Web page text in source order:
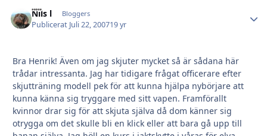
Nils l Bloggers
Publicerat Juli 22, 200719 yr
Bra Henrik! Även om jag skjuter mycket så är sådana här
trådar intressanta. Jag har tidigare frågat officerare efter
skjutträning modell pek för att kunna hjälpa nybörjare att
kunna känna sig tryggare med sitt vapen. Framförallt
kvinnor drar sig för att skjuta själva då dom känner sig
otrygga om det skulle bli en klick eller att bara gå upp till